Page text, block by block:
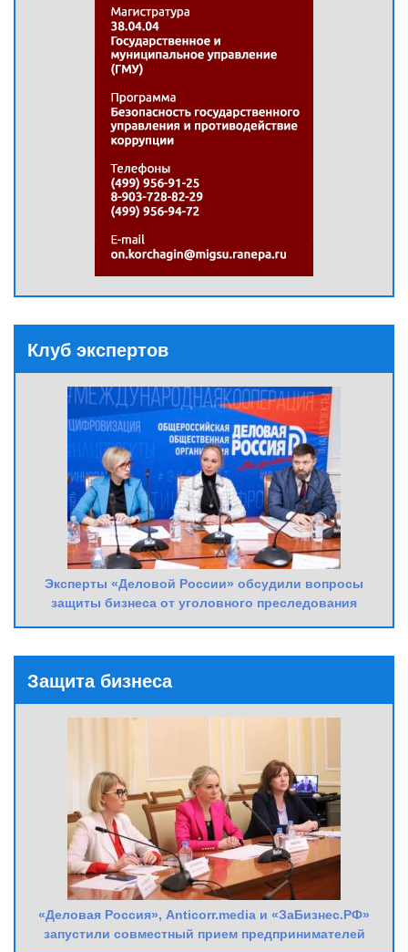
Клуб экспертов
Эксперты «Деловой России» обсудили вопросы
защиты бизнеса от уголовного преследования
Защита бизнеса
«Деловая Россия», Anticorr.media и «ЗаБизнес.РФ»
запустили совместный прием предпринимателей